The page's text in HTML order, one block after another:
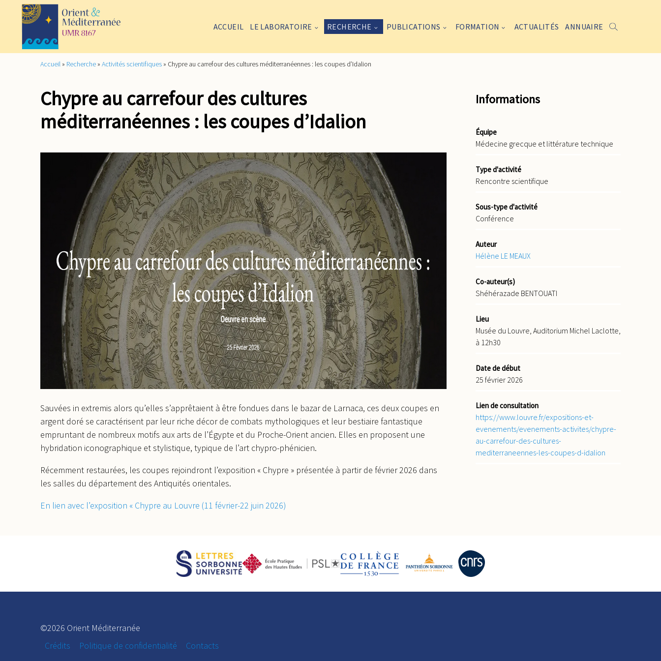
ACCUEIL LE LABORATOIRE RECHERCHE PUBLICATIONS FORMATION ACTUALITÉS ANNUAIRE
Accueil » Recherche » Activités scientifiques » Chypre au carrefour des cultures méditerranéennes : les coupes d’Idalion
Chypre au carrefour des cultures
méditerranéennes : les coupes d’Idalion
Sauvées in extremis alors qu’elles s’apprêtaient à être fondues dans le bazar de Larnaca, ces deux coupes en
argent doré se caractérisent par leur riche décor de combats mythologiques et leur bestiaire fantastique
empruntant de nombreux motifs aux arts de l’Égypte et du Proche-Orient ancien. Elles en proposent une
hybridation iconographique et stylistique, typique de l’art chypro-phénicien.
Récemment restaurées, les coupes rejoindront l’exposition « Chypre » présentée à partir de février 2026 dans
les salles du département des Antiquités orientales.
En lien avec l’exposition « Chypre au Louvre (11 février-22 juin 2026)
Informations
Équipe
Médecine grecque et littérature technique
Type d'activité
Rencontre scientifique
Sous-type d'activité
Conférence
Auteur
Hélène LE MEAUX
Co-auteur(s)
Shéhérazade BENTOUATI
Lieu
Musée du Louvre, Auditorium Michel Laclotte,
à 12h30
Date de début
25 février 2026
Lien de consultation
https://www.louvre.fr/expositions-et-
evenements/evenements-activites/chypre-
au-carrefour-des-cultures-
mediterraneennes-les-coupes-d-idalion
©2026 Orient Méditerranée
Crédits
Politique de confidentialité Contacts